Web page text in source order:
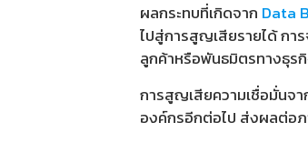
ผลกระทบที่เกิดจาก Data
ไปสู่การสูญเสียรายได้ กา
ลูกค้าหรือพันธมิตรทางธุร
การสูญเสียความเชื่อมั่นจา
องค์กรอีกต่อไป ส่งผลต่อ